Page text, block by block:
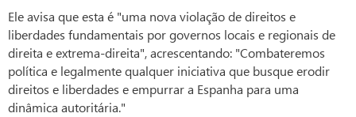
Ele avisa que esta é "uma nova violação de direitos e
liberdades fundamentais por governos locais e regionais de
direita e extrema-direita", acrescentando: "Combateremos
política e legalmente qualquer iniciativa que busque erodir
direitos e liberdades e empurrar a Espanha para uma
dinâmica autoritária."